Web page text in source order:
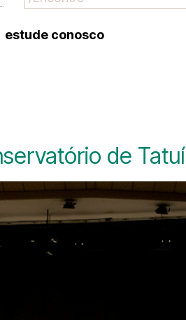
estude conosco
de Tatuí